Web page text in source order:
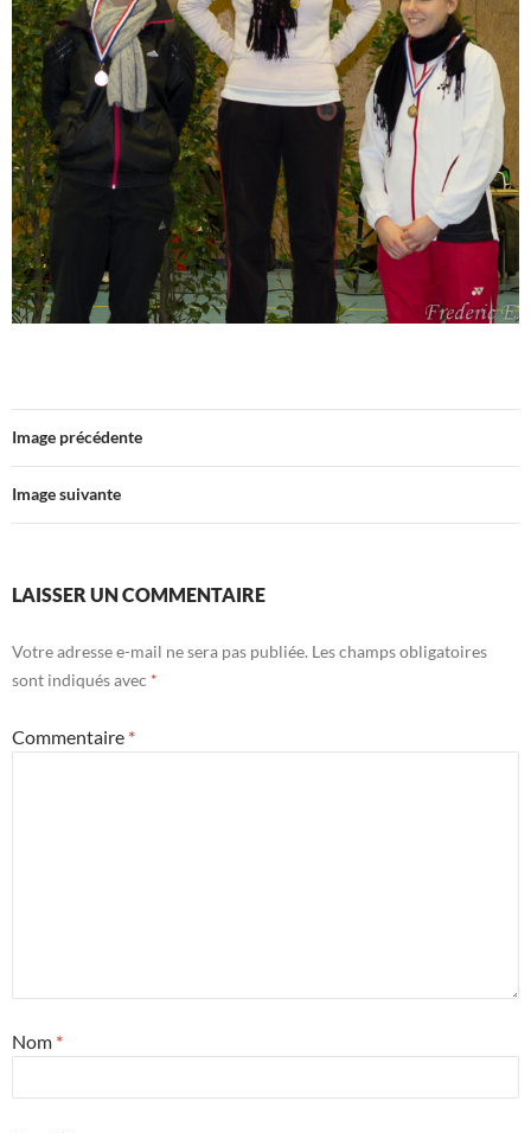
Image précédente
Image suivante
LAISSER UN COMMENTAIRE
Votre adresse e-mail ne sera pas publiée. Les champs obligatoires
sont indiqués avec *
Commentaire *
Nom *